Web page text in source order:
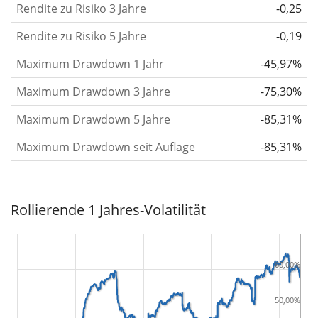
Risikomaß.
Rendite pro Risikofür Zeiträume von 1, 3 und 5
Jahren. Diese Kennzahl ist definiert als die
annualisierte (d. h. auf einen Einjahreszeitraum
umgerechnete) historische Rendite geteilt durch die
historische annualisierte Volatilität.Rendite pro
Risiko setzt die historische Rendite eines
das Ausmaß der Kursschwankungen, die man in
Kauf nehmen musste, um von der Rendite des
Wertpapiers zu profitieren. Wir berechnen diese
Kennzahl für Zeiträume von 1, 3 und 5 Jahren, um
die Entwicklung im Laufe der Zeit darzustellen.
Rendite zu Risiko 3 Jahre
-0,25
Rendite zu Risiko 5 Jahre
-0,19
Maximum Drawdown 1 Jahr
-45,97%
Maximum Drawdown 3 Jahre
-75,30%
Maximum Drawdown 5 Jahre
-85,31%
Maximum Drawdown seit Auflage
-85,31%
Rollierende 1 Jahres-Volatilität
50,00%
60,00%